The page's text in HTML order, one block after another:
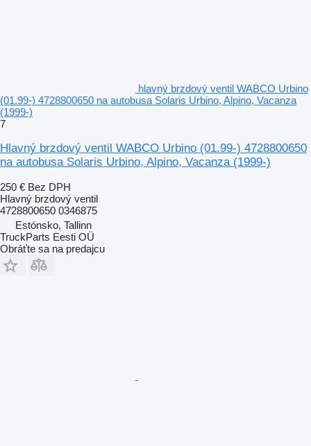
hlavný brzdový ventil WABCO Urbino
(01.99-) 4728800650 na autobusa Solaris Urbino, Alpino, Vacanza
(1999-)
7
Hlavný brzdový ventil WABCO Urbino (01.99-) 4728800650
na autobusa Solaris Urbino, Alpino, Vacanza (1999-)
250 € Bez DPH
Hlavný brzdový ventil
4728800650 0346875
Estónsko, Tallinn
TruckParts Eesti OÜ
Obráťte sa na predajcu